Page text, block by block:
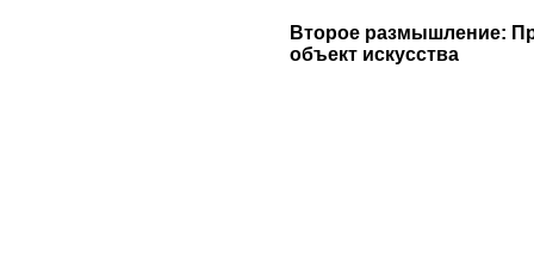
Второе размышление:
объект искусства